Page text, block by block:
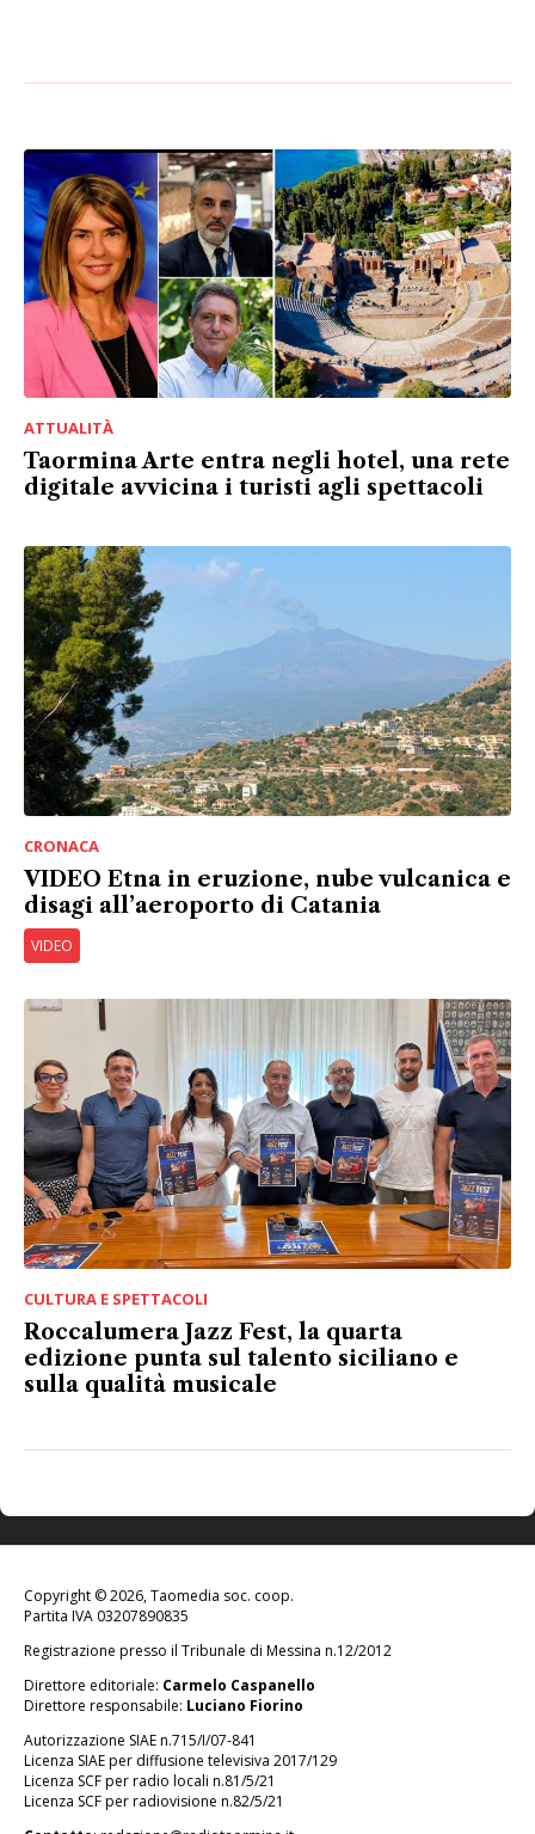
ATTUALITÀ
Taormina Arte entra negli hotel, una rete
digitale avvicina i turisti agli spettacoli
CRONACA
VIDEO Etna in eruzione, nube vulcanica e
disagi all’aeroporto di Catania
VIDEO
CULTURA E SPETTACOLI
Roccalumera Jazz Fest, la quarta
edizione punta sul talento siciliano e
sulla qualità musicale
Copyright © 2026, Taomedia soc. coop.
Partita IVA 03207890835
Registrazione presso il Tribunale di Messina n.12/2012
Direttore editoriale: Carmelo Caspanello
Direttore responsabile: Luciano Fiorino
Autorizzazione SIAE n.715/I/07-841
Licenza SIAE per diffusione televisiva 2017/129
Licenza SCF per radio locali n.81/5/21
Licenza SCF per radiovisione n.82/5/21